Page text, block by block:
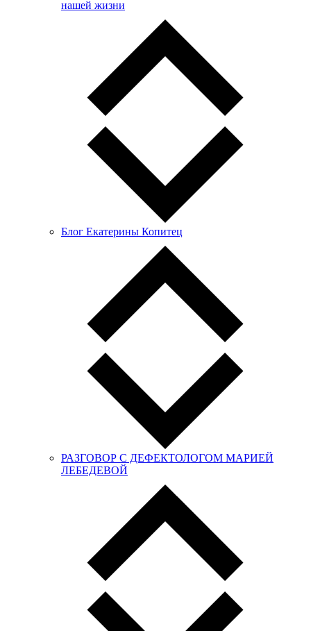
нашей жизни
Блог Екатерины Копитец
РАЗГОВОР С ДЕФЕКТОЛОГОМ МАРИЕЙ
ЛЕБЕДЕВОЙ